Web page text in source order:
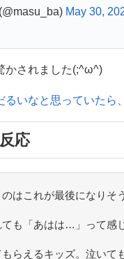
May 30,
かされました(;^ω^)
るいなと思っていた
応
はこれが最後になりそ
も「あはは…」って感
らえるキッズ。泣いて